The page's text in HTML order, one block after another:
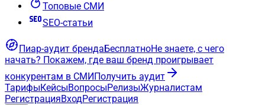
Топовые СМИ
SEO-статьи
Пиар-аудит брендаБесплатноНе знаете, с чего
начать? Покажем, где ваш бренд проигрывает
конкурентам в СМИПолучить аудит
ТарифыКейсыВопросыРелизыЖурналистам
РегистрацияВходРегистрация